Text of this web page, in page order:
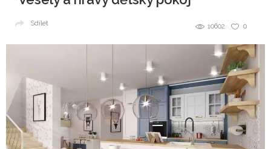
0
10602
Sdílet